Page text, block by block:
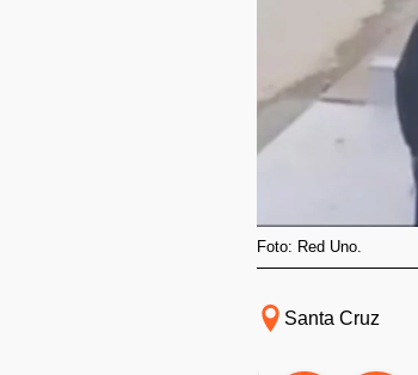
Foto: Red Uno.
Santa Cruz